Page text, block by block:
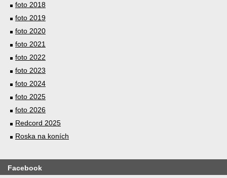
foto 2018
foto 2019
foto 2020
foto 2021
foto 2022
foto 2023
foto 2024
foto 2025
foto 2026
Redcord 2025
Roska na koních
Facebook